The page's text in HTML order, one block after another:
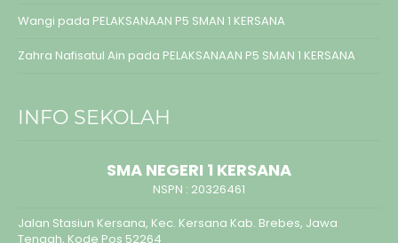
Wangi pada PELAKSANAAN P5 SMAN 1 KERSANA
Zahra Nafisatul Ain pada PELAKSANAAN P5 SMAN 1 KERSANA
INFO SEKOLAH
SMA NEGERI 1 KERSANA
NSPN : 20326461
Jalan Stasiun Kersana, Kec. Kersana Kab. Brebes, Jawa
Tengah, Kode Pos 52264